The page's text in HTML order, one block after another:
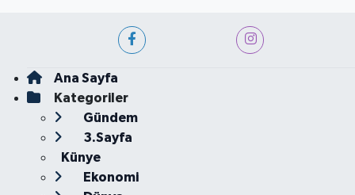
Ana Sayfa
Kategoriler
Gündem
3.Sayfa
Künye
Ekonomi